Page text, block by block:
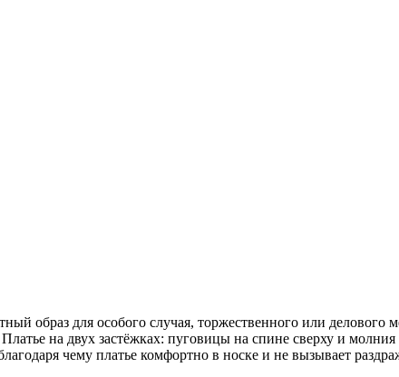
образ для особого случая, торжественного или делового
на двух застёжках: пуговицы на спине сверху и
чему платье комфортно в носке и не вызывает